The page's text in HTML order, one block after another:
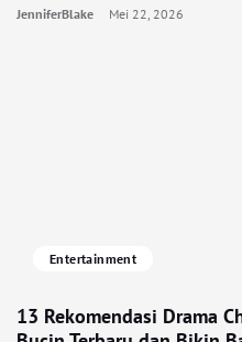
JenniferBlake Mei 22, 2026
Entertainment
13 Rekomendasi Drama